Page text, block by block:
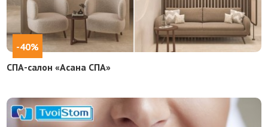
-40%
СПА-салон «Асана СПА»